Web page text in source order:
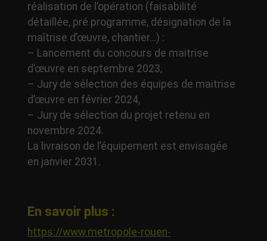
réalisation de l’opération (faisabilité
détaillée, pré programme, désignation de la
maîtrise d’œuvre, chantier…) :
– Lancement du concours de maitrise
d’œuvre en septembre 2023,
– Jury de sélection des équipes de maitrise
d’œuvre en février 2024,
– Jury de sélection du projet retenu en
novembre 2024.
La livraison de l’équipement est envisagée
en janvier 2031.
En savoir plus :
https://www.metropole-rouen-